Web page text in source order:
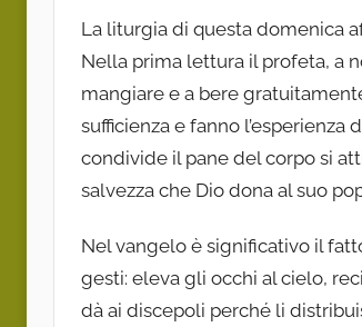
La liturgia di questa domenica
Nella prima lettura il profeta, a
mangiare e a bere
sufficienza e fanno
condivide il pane del corpo si
salvezza che Dio dona al suo
Nel vangelo è significativo il
gesti: eleva gli occhi al cielo,
dà ai discepoli perché li